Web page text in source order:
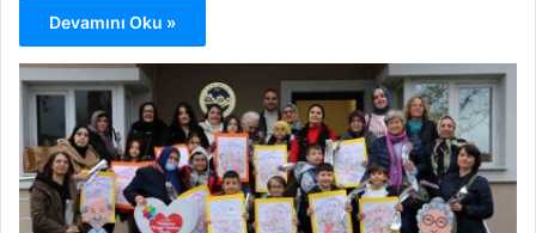
Devamını Oku »